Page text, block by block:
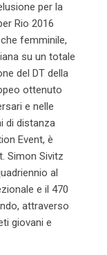
per la
Rio 2016
femminile,
su un totale
del DT della
ottenuto
e nelle
di distanza
Event, è
Simon Sivitz
al
e il 470
attraverso
giovani e